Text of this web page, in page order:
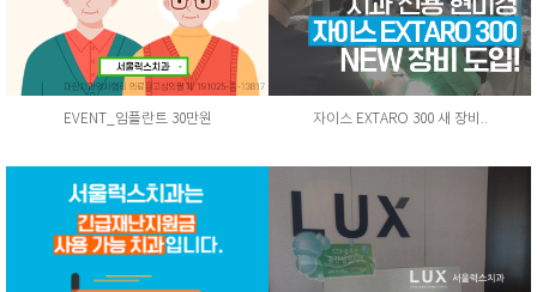
EVENT_임플란트 30만원 자이스 EXTARO 300 새 장비..